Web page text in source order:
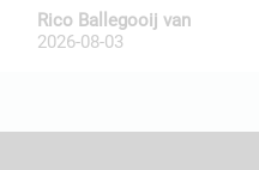
Rico Ballegooij van
2026-08-03